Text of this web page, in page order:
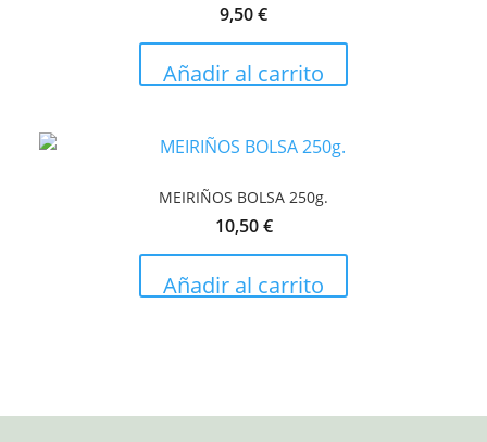
9,50€
Añadir al carrito
MEIRIÑOS BOLSA 250g.
10,50€
Añadir al carrito